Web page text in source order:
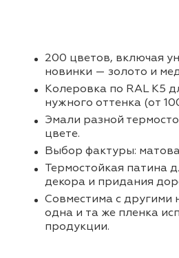
200 цветов, включая
новинки — золото и
Колеровка по RAL K5
нужного оттенка (от
Эмали разной
цвете.
Выбор фактуры:
Термостойкая патина
декора и придания
Совместима с другими
одна и та же пленка
продукции.